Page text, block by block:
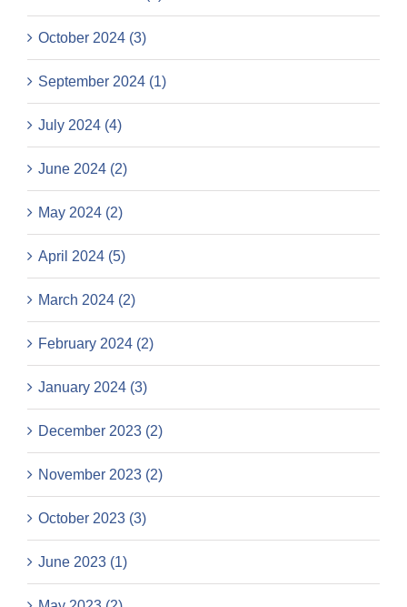
October 2024 (3)
September 2024 (1)
July 2024 (4)
June 2024 (2)
May 2024 (2)
April 2024 (5)
March 2024 (2)
February 2024 (2)
January 2024 (3)
December 2023 (2)
November 2023 (2)
October 2023 (3)
June 2023 (1)